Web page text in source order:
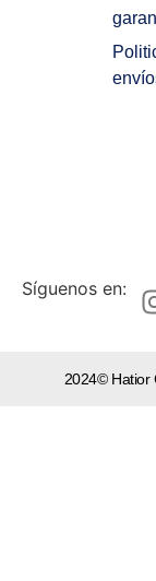
Síguenos en:
2024© Hatior